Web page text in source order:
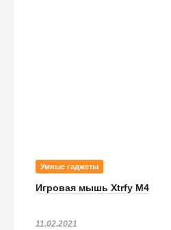
Умные гаджеты
Игровая мышь Xtrfy M4
11.02.2021